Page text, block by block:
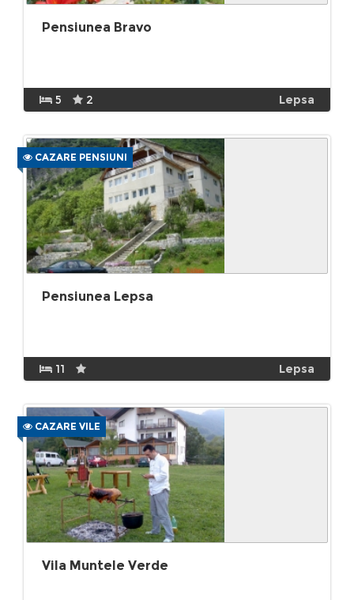
Pensiunea Bravo
5 2 Lepsa
CAZARE PENSIUNI
Pensiunea Lepsa
11 Lepsa
CAZARE VILE
Vila Muntele Verde